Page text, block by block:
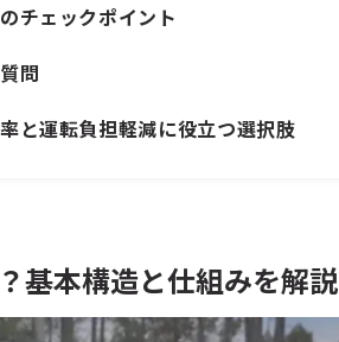
チェックポイント
問
と運転負担軽減に役立つ選択肢
基本構造と仕組みを解説